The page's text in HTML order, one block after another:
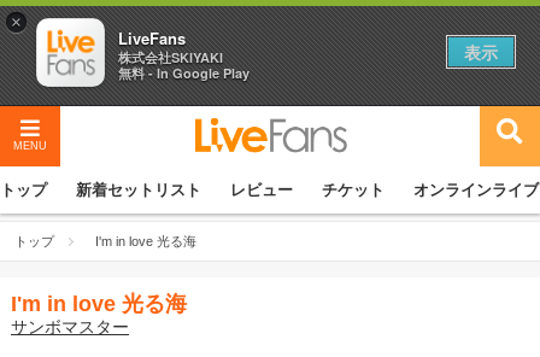
MENU
トップ 新着セットリスト レビュー チケット オンラインライブ
トップ I'm in love 光る海
I'm in love 光る海
サンボマスター
×
LiveFans
株式会社SKIYAKI
無料 - In Google Play
表示